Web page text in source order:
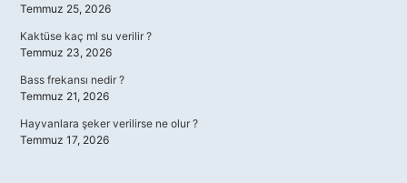
Temmuz 25, 2026
Kaktüse kaç ml su verilir ?
Temmuz 23, 2026
Bass frekansı nedir ?
Temmuz 21, 2026
Hayvanlara şeker verilirse ne olur ?
Temmuz 17, 2026